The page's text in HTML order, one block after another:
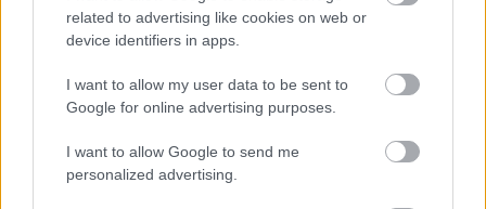
related to advertising like cookies on web or
device identifiers in apps.
I want to allow my user data to be sent to
Google for online advertising purposes.
I want to allow Google to send me
personalized advertising.